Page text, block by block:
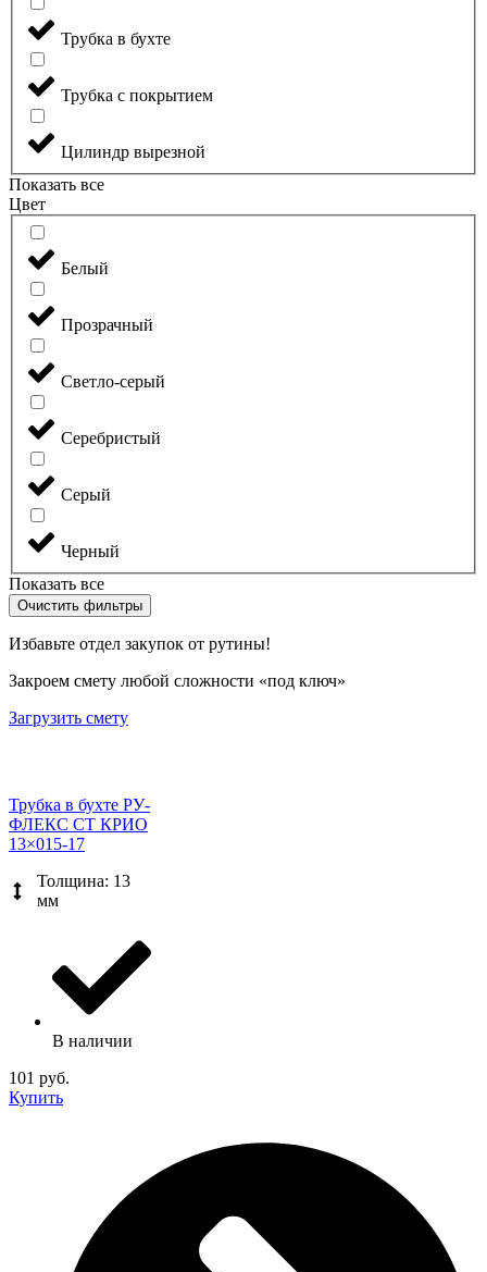
Трубка в бухте
Трубка с покрытием
Цилиндр вырезной
Показать все
Цвет
Белый
Прозрачный
Светло-серый
Серебристый
Серый
Черный
Показать все
Очистить фильтры
Избавьте отдел закупок от рутины!
Закроем смету любой сложности «под ключ»
Загрузить смету
Трубка в бухте РУ-
ФЛЕКС СТ КРИО
13×015-17
Толщина: 13
мм
В наличии
101 руб.
Купить